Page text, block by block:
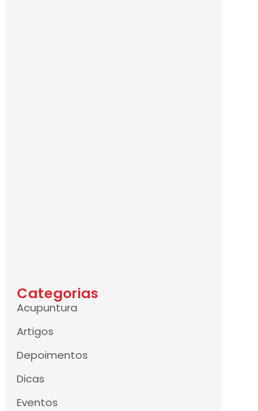
Categorias
Acupuntura
Artigos
Depoimentos
Dicas
Eventos